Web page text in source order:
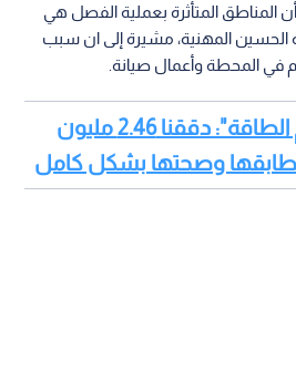
المناطق المتأثرة بعملية الفصل هي
المهنية، مشيرة إلى ان سبب
المحطة وأعمال صيانة.
اقرأ أيضا : "تنظيم الطاقة": دققنا 2.46 مليون
تطابقها وصحتها بشكل كامل